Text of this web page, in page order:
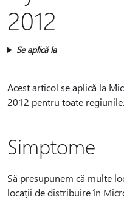
2012
Se aplică la
Acest articol se aplică la
2012 pentru toate regiunile.
Simptome
Să presupunem că multe
locații de distribuire în